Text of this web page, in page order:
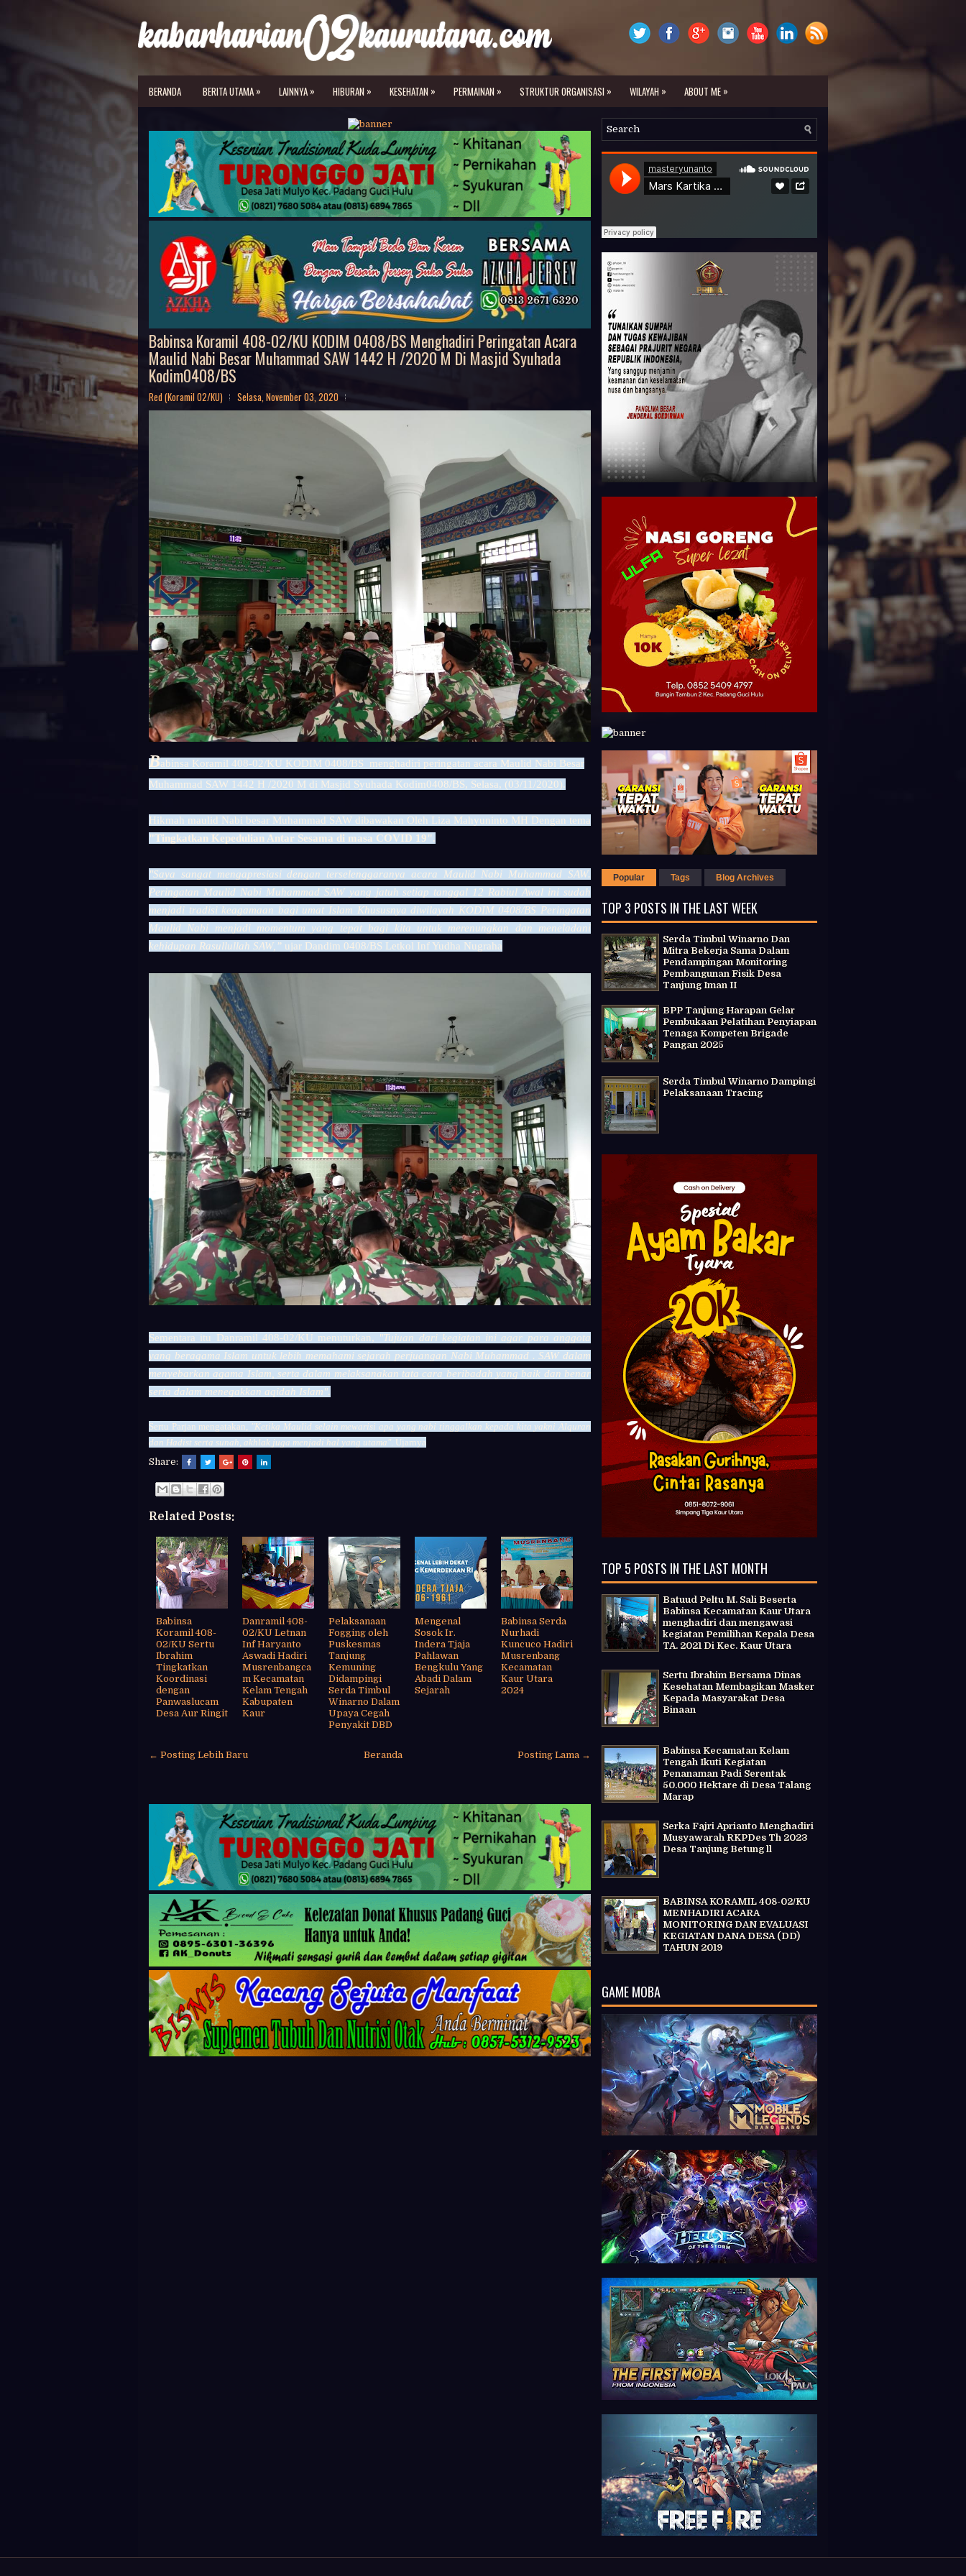
BERANDA BERITA UTAMA » LAINNYA » HIBURAN » KESEHATAN » PERMAINAN » STRUKTUR ORGANISASI » WILAYAH » ABOUT ME »
Babinsa Koramil 408-02/KU KODIM 0408/BS Menghadiri Peringatan Acara
Maulid Nabi Besar Muhammad SAW 1442 H /2020 M Di Masjid Syuhada
Kodim0408/BS
Red (Koramil 02/KU) Selasa, November 03, 2020
Babinsa Koramil 408-02/KU KODIM 0408/BS menghadiri peringatan acara Maulid Nabi Besar
Muhammad SAW 1442 H /2020 M di Masjid Syuhada Kodim0408/BS, Selasa, (03/11/2020).
Hikmah maulid Nabi besar Muhammad SAW dibawakan Oleh Liza Mahyuninto MH Dengan tema
"Tingkatkan Kepedulian Antar Sesama di masa COVID 19".
"Saya sangat mengapresiasi dengan terselenggaranya acara Maulid Nabi Muhammad SAW.
Peringatan Maulid Nabi Muhammad SAW yang jatuh setiap tanggal 12 Rabiul Awal ini sudah
menjadi tradisi keagamaan bagi umat Islam Khususnya diwilayah KODIM 0408/BS Peringatan
Maulid Nabi menjadi momentum yang tepat bagi kita untuk merenungkan dan meneladani
kehidupan Rasullullah SAW,” ujar Dandim 0408/BS Letkol Inf Yudha Nugraha
Sementara itu Danramil 408-02/KU menuturkan, "Tujuan dari kegiatan ini agar para anggota
yang beragama Islam untuk lebih memahami sejarah perjuangan Nabi Muhammad . SAW dalam
menyebarkan agama Islam, serta dalam melaksanakan tata cara beribadah yang baik dan benar
serta dalam menegakkan aqidah Islam".
Sertu Parjan mengatakan,
"Ketika Maulid selain mewarisi apa yang nabi tinggalkan kepada kita yakni Alquran
dan Hadist serta sunah, akhlak juga menjadi hal yang utama" . Ujarnya
Share:
Related Posts:
Babinsa
Koramil 408-
02/KU Sertu
Ibrahim
Tingkatkan
Koordinasi
dengan
Panwaslucam
Desa Aur Ringit
Danramil 408-
02/KU Letnan
Inf Haryanto
Aswadi Hadiri
Musrenbangca
m Kecamatan
Kelam Tengah
Kabupaten
Kaur
Pelaksanaan
Fogging oleh
Puskesmas
Tanjung
Kemuning
Didampingi
Serda Timbul
Winarno Dalam
Upaya Cegah
Penyakit DBD
Mengenal
Sosok Ir.
Indera Tjaja
Pahlawan
Bengkulu Yang
Abadi Dalam
Sejarah
Babinsa Serda
Nurhadi
Kuncuco Hadiri
Musrenbang
Kecamatan
Kaur Utara
2024
← Posting Lebih Baru Posting Lama →
Beranda
Popular Tags Blog Archives
TOP 3 POSTS IN THE LAST WEEK
Serda Timbul Winarno Dan
Mitra Bekerja Sama Dalam
Pendampingan Monitoring
Pembangunan Fisik Desa
Tanjung Iman II
BPP Tanjung Harapan Gelar
Pembukaan Pelatihan Penyiapan
Tenaga Kompeten Brigade
Pangan 2025
Serda Timbul Winarno Dampingi
Pelaksanaan Tracing
TOP 5 POSTS IN THE LAST MONTH
Batuud Peltu M. Sali Beserta
Babinsa Kecamatan Kaur Utara
menghadiri dan mengawasi
kegiatan Pemilihan Kepala Desa
TA. 2021 Di Kec. Kaur Utara
Sertu Ibrahim Bersama Dinas
Kesehatan Membagikan Masker
Kepada Masyarakat Desa
Binaan
Babinsa Kecamatan Kelam
Tengah Ikuti Kegiatan
Penanaman Padi Serentak
50.000 Hektare di Desa Talang
Marap
Serka Fajri Aprianto Menghadiri
Musyawarah RKPDes Th 2023
Desa Tanjung Betung ll
BABINSA KORAMIL 408-02/KU
MENHADIRI ACARA
MONITORING DAN EVALUASI
KEGIATAN DANA DESA (DD)
TAHUN 2019
GAME MOBA